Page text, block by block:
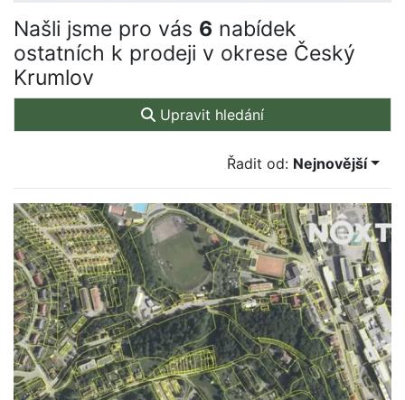
Našli jsme pro vás 6 nabídek
ostatních k prodeji v okrese Český
Krumlov
Upravit hledání
Řadit od: Nejnovější